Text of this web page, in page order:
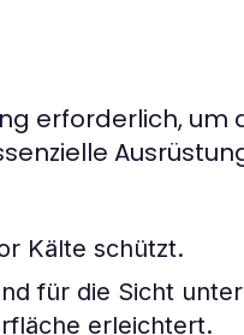
erforderlich, um
Kälte schützt.
für die Sicht unter
erleichtert.